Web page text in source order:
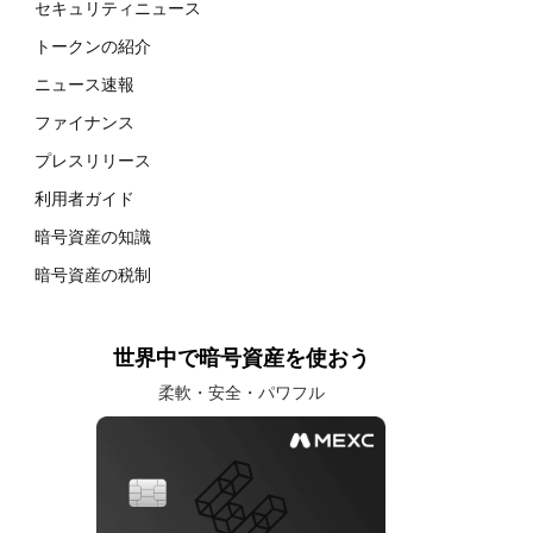
セキュリティニュース
トークンの紹介
ニュース速報
ファイナンス
プレスリリース
利用者ガイド
暗号資産の知識
暗号資産の税制
世界中で暗号資産を使おう
柔軟・安全・パワフル